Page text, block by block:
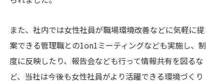
また、社内では女性社員が職場環境改善などに気軽に提
案できる管理職との1on1ミーティングなども実施し、制
度に反映したり、報告会なども行って情報共有を図るな
ど、当社は今後も女性社員がより活躍できる環境づくり